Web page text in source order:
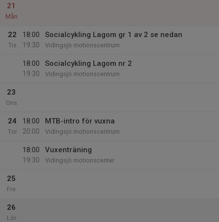
21
Mån
22
Tis
18:00
19:30
Socialcykling Lagom gr 1 av 2 se nedan
Vidingsjö motionscentrum
18:00
19:30
Socialcykling Lagom nr 2
Vidingsjö motionscentrum
23
Ons
24
Tor
18:00
20:00
MTB-intro för vuxna
Vidingsjö motionscentrum
18:00
19:30
Vuxenträning
Vidingsjö motionscenter
25
Fre
26
Lör